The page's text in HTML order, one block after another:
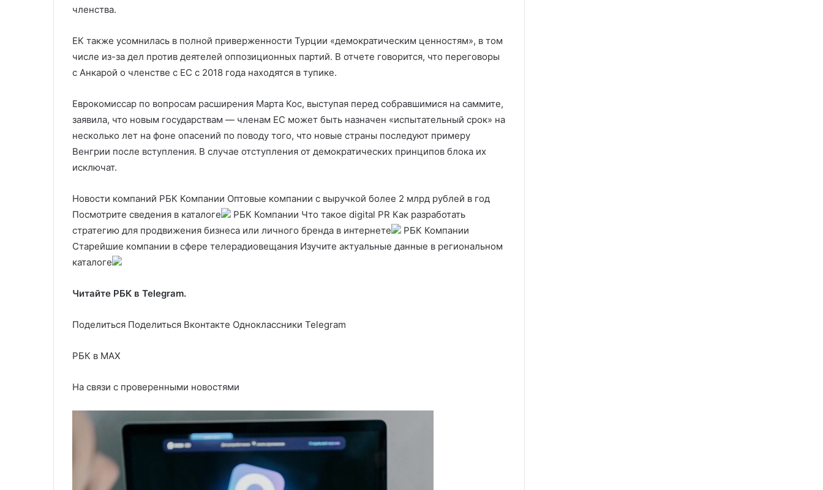
членства.
ЕК также усомнилась в полной приверженности Турции «демократическим ценностям», в том
числе из-за дел против деятелей оппозиционных партий. В отчете говорится, что переговоры
с Анкарой о членстве с ЕС с 2018 года находятся в тупике.
Еврокомиссар по вопросам расширения Марта Кос, выступая перед собравшимися на саммите,
заявила, что новым государствам — членам ЕС может быть назначен «испытательный срок» на
несколько лет на фоне опасений по поводу того, что новые страны последуют примеру
Венгрии после вступления. В случае отступления от демократических принципов блока их
исключат.
Новости компаний РБК Компании Оптовые компании с выручкой более 2 млрд рублей в год
Посмотрите сведения в каталоге
РБК Компании Что такое digital PR Как разработать
стратегию для продвижения бизнеса или личного бренда в интернете
РБК Компании
Старейшие компании в сфере телерадиовещания Изучите актуальные данные в региональном
каталоге
Читайте РБК в Telegram.
Поделиться Поделиться Вконтакте Одноклассники Telegram
РБК в MAX
На связи с проверенными новостями